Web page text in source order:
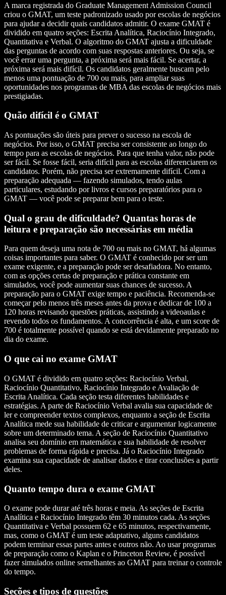
A marca registrada do Graduate Management Admission Council
criou o GMAT, um teste padronizado usado por escolas de negócios
para ajudar a decidir quais candidatos admitir. O exame GMAT é
dividido em quatro seções: Escrita Analítica, Raciocínio Integrado,
Quantitativa e Verbal. O algoritmo do GMAT ajusta a dificuldade
das perguntas de acordo com suas respostas anteriores. Ou seja, se
você errar uma pergunta, a próxima será mais fácil. Se acertar, a
próxima será mais difícil. Os candidatos geralmente buscam pelo
menos uma pontuação de 700 ou mais, para ampliar suas
oportunidades nos programas de MBA das escolas de negócios mais
prestigiadas.
Quão difícil é o GMAT
As pontuações são úteis para prever o sucesso na escola de
negócios. Por isso, o GMAT precisa ser consistente ao longo do
tempo para as escolas de negócios. Para que tenha valor, não pode
ser fácil. Se fosse fácil, seria difícil para as escolas diferenciarem os
candidatos. Porém, não precisa ser extremamente difícil. Com a
preparação adequada — fazendo simulados, tendo aulas
particulares, estudando por livros e cursos preparatórios para o
GMAT — você pode se preparar bem para o teste.
Qual o grau de dificuldade? Quantas horas de
leitura e preparação são necessárias em média
Para quem deseja uma nota de 700 ou mais no GMAT, há algumas
coisas importantes para saber. O GMAT é conhecido por ser um
exame exigente, e a preparação pode ser desafiadora. No entanto,
com as opções certas de preparação e prática constante em
simulados, você pode aumentar suas chances de sucesso. A
preparação para o GMAT exige tempo e paciência. Recomenda-se
começar pelo menos três meses antes da prova e dedicar de 100 a
120 horas revisando questões práticas, assistindo a videoaulas e
revendo todos os fundamentos. A concorrência é alta, e um score de
700 é totalmente possível quando se está devidamente preparado no
dia do exame.
O que cai no exame GMAT
O GMAT é dividido em quatro seções: Raciocínio Verbal,
Raciocínio Quantitativo, Raciocínio Integrado e Avaliação de
Escrita Analítica. Cada seção testa diferentes habilidades e
estratégias. A parte de Raciocínio Verbal avalia sua capacidade de
ler e compreender textos complexos, enquanto a seção de Escrita
Analítica mede sua habilidade de criticar e argumentar logicamente
sobre um determinado tema. A seção de Raciocínio Quantitativo
analisa seu domínio em matemática e sua habilidade de resolver
problemas de forma rápida e precisa. Já o Raciocínio Integrado
examina sua capacidade de analisar dados e tirar conclusões a partir
deles.
Quanto tempo dura o exame GMAT
O exame pode durar até três horas e meia. As seções de Escrita
Analítica e Raciocínio Integrado têm 30 minutos cada. As seções
Quantitativa e Verbal possuem 62 e 65 minutos, respectivamente,
mas, como o GMAT é um teste adaptativo, alguns candidatos
podem terminar essas partes antes e outros não. Ao usar programas
de preparação como o Kaplan e o Princeton Review, é possível
fazer simulados online semelhantes ao GMAT para treinar o controle
do tempo.
Seções e tipos de questões